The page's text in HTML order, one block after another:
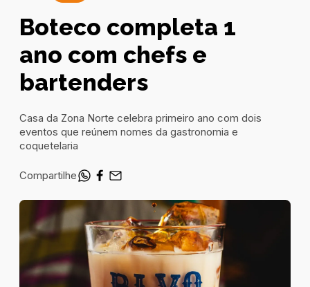
Boteco completa 1
ano com chefs e
bartenders
Casa da Zona Norte celebra primeiro ano com dois
eventos que reúnem nomes da gastronomia e
coquetelaria
Compartilhe